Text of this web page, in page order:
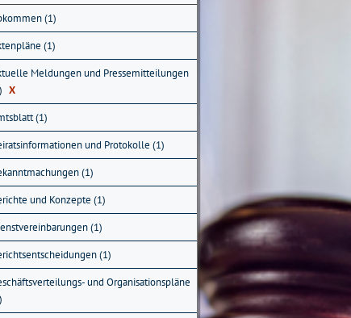
(1)
(1)
Meldungen und Pressemitteilungen
X
(1)
und Protokolle (1)
(1)
und Konzepte (1)
(1)
(1)
und Organisationspläne